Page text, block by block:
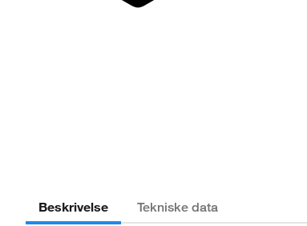
Beskrivelse Tekniske data